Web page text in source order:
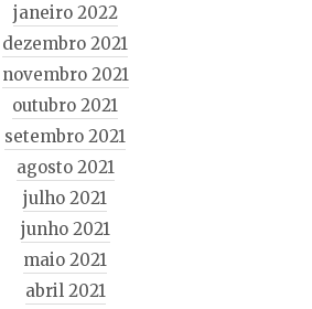
janeiro 2022
dezembro 2021
novembro 2021
outubro 2021
setembro 2021
agosto 2021
julho 2021
junho 2021
maio 2021
abril 2021